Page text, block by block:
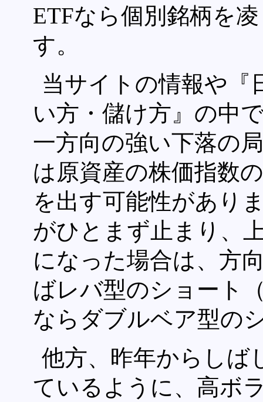
ETFなら個別銘柄を
す。
当サイトの情報や『
い方・儲け方』の中
一方向の強い下落の
は原資産の株価指数
を出す可能性があり
がひとまず止まり、
になった場合は、方
ばレバ型のショート
ならダブルベア型の
他方、昨年からしば
ているように、高ボ